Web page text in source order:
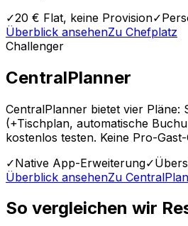
✓20 € Flat, keine Provision✓
Überblick ansehenZu Chefplatz
Challenger
CentralPlanner
CentralPlanner bietet vier
(+Tischplan, automatische
kostenlos testen. Keine Pro-
✓Native App-Erweiterung✓
Überblick ansehenZu
So vergleichen wir